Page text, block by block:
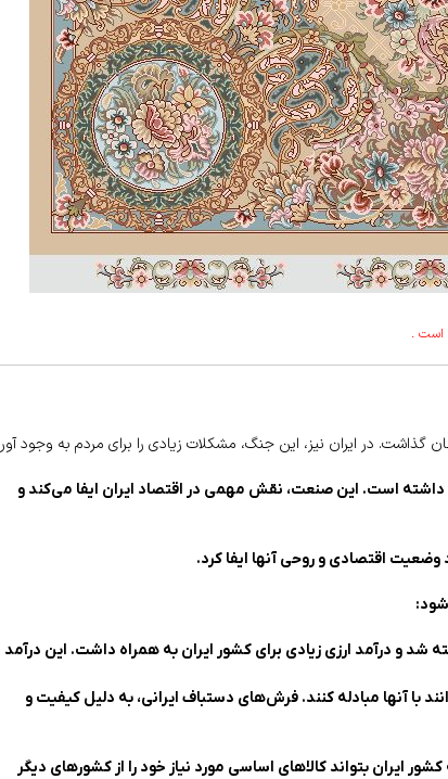
است .
در ایران نیز، این جنگ، مشکلات زیادی را برای مردم به وجود
داشته است. این صنعت، نقش مهمی در اقتصاد ایران ایفا می‌کند و
اقتصادی و روحی آنها ایفا کرد.
شد و درآمد ارزی زیادی برای کشور ایران به همراه داشت. این درآمد
با آنها مبادله کنند. فرش‌های دستباف ایرانی، به دلیل کیفیت و
ایران بتواند کالاهای اساسی مورد نیاز خود را از کشورهای دیگر